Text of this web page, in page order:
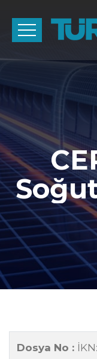
Dosya No :